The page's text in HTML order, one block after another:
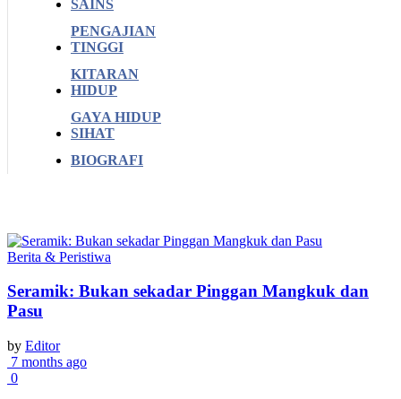
SAINS
PENGAJIAN
TINGGI
KITARAN
HIDUP
GAYA HIDUP
SIHAT
BIOGRAFI
Berita & Peristiwa
Seramik: Bukan sekadar Pinggan Mangkuk dan
Pasu
by Editor
7 months ago
0